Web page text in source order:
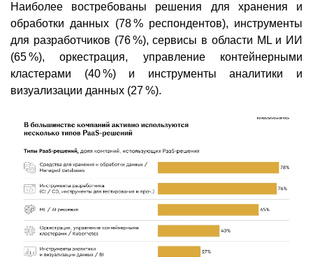
Наиболее востребованы решения для хранения и
обработки данных (78 % респондентов), инструменты
для разработчиков (76 %), сервисы в области ML и ИИ
(65 %), оркестрация, управление контейнерными
кластерами (40 %) и инструменты аналитики и
визуализации данных (27 %).